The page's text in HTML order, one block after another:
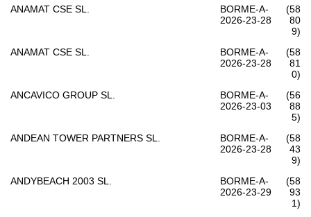
ANAMAT CSE SL.
BORME-A-
2026-23-28
(58
80
9)
ANAMAT CSE SL.
BORME-A-
2026-23-28
(58
81
0)
ANCAVICO GROUP SL.
BORME-A-
2026-23-03
(56
88
5)
ANDEAN TOWER PARTNERS SL.
BORME-A-
2026-23-28
(58
43
9)
ANDYBEACH 2003 SL.
BORME-A-
2026-23-29
(58
93
1)